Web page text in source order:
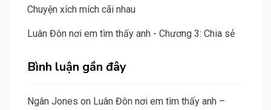
Chuyện xích mích cãi nhau
Luân Đôn nơi em tìm thấy anh - Chương 3: Chia sẻ
Bình luận gần đây
Ngân Jones on Luân Đôn nơi em tìm thấy anh –